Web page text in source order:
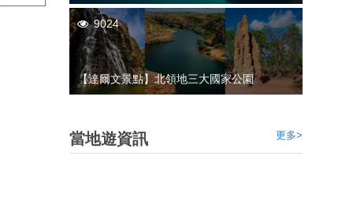
。
【達爾文景點】北領地三大國家公園
9024
當地遊資訊 更多>